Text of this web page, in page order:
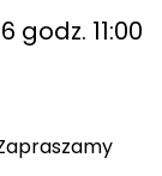
godz. 11:00